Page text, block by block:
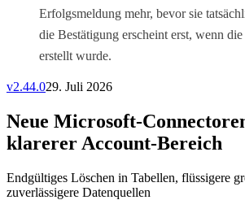
Erfolgsmeldung mehr, bevor sie
die Bestätigung erscheint erst, wenn
erstellt wurde.
v2.44.029. Juli 2026
Neue Microsoft-
klarerer Account-Bereich
Endgültiges Löschen in Tabellen, flüssigere
zuverlässigere Datenquellen